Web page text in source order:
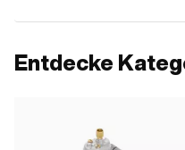
Entdecke